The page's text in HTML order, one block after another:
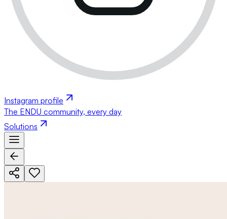
Instagram profile
The ENDU community, every day
Solutions